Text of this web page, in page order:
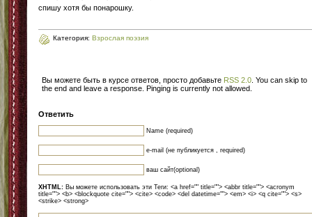
спишу хотя бы понарошку.
Категория: Взрослая поэзия
Вы можете быть в курсе ответов, просто добавьте RSS 2.0 . You can skip to
the end and leave a response. Pinging is currently not allowed.
Ответить
Name (required)
e-mail (не публикуется , required)
ваш сайт(optional)
XHTML: Вы можете использовать эти Теги: <a href="" title=""> <abbr title=""> <acronym
title=""> <b> <blockquote cite=""> <cite> <code> <del datetime=""> <em> <i> <q cite=""> <s>
<strike> <strong>